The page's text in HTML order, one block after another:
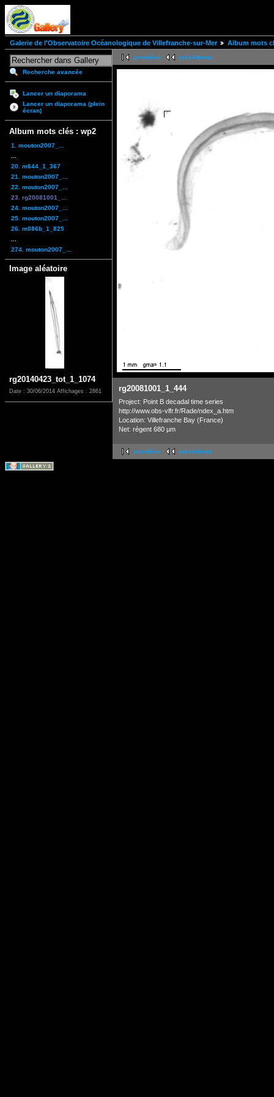
Galerie de l'Observatoire Océanologique de Villefranche-sur-Mer Album mots
Recherche avancée
Lancer un diaporama
Lancer un diaporama (plein
écran)
Album mots clés : wp2
1. mouton2007_...
20. m644_1_367
21. mouton2007_...
22. mouton2007_...
23. rg20081001_...
24. mouton2007_...
25. mouton2007_...
26. m086b_1_825
274. mouton2007_...
Image aléatoire
rg20140423_tot_1_1074
Date : 30/06/2014 Affichages : 2861
première précédente
rg20081001_1_444
Project: Point B decadal time series
http://www.obs-vlfr.fr/Rade/ndex_a.htm
Location: Villefranche Bay (France)
Net: régent 680 µm
première précédente